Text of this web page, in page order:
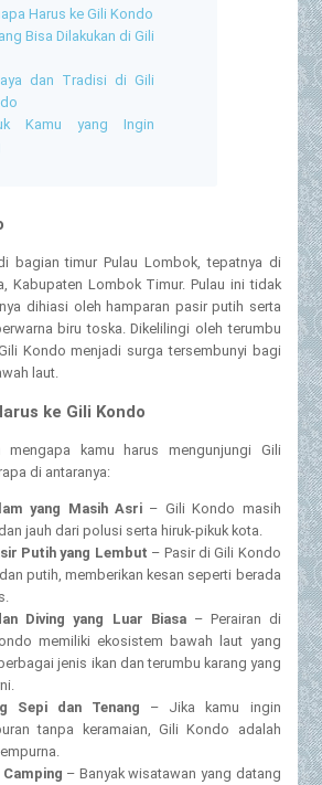
Harus ke Gili Kondo
Bisa Dilakukan di Gili
dan Tradisi di Gili
Kamu yang Ingin
bagian timur Pulau Lombok, tepatnya di
Kabupaten Lombok Timur. Pulau ini tidak
dihiasi oleh hamparan pasir putih serta
biru toska. Dikelilingi oleh terumbu
Kondo menjadi surga tersembunyi bagi
laut.
ke Gili Kondo
mengapa kamu harus mengunjungi Gili
di antaranya:
yang Masih Asri – Gili Kondo masih
jauh dari polusi serta hiruk-pikuk kota.
Putih yang Lembut – Pasir di Gili Kondo
putih, memberikan kesan seperti berada
Diving yang Luar Biasa– Perairan di
memiliki ekosistem bawah laut yang
jenis ikan dan terumbu karang yang
Sepi dan Tenang – Jika kamu ingin
tanpa keramaian, Gili Kondo adalah
– Banyak wisatawan yang datang